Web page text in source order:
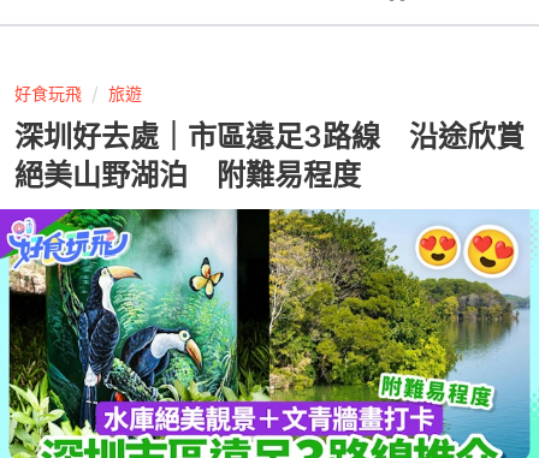
好食玩飛 旅遊
深圳好去處｜市區遠足3路線 沿途欣賞
絕美山野湖泊 附難易程度